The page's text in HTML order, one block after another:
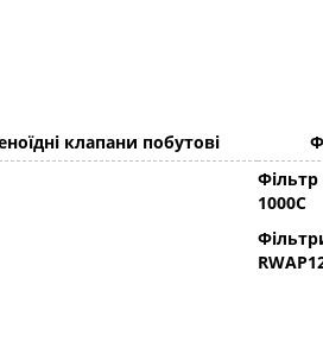
клапани побутові
1000C